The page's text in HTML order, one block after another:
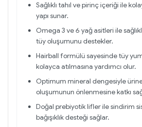
Sağlıklı tahıl ve pirinç içeriği ile
yapı sunar.
Omega 3 ve 6 yağ asitleri ile
tüy oluşumunu destekler.
Hairball formülü sayesinde tüy
kolayca atılmasına yardımcı olur.
Optimum mineral dengesiyle
oluşumunun önlenmesine katkı
Doğal prebiyotik lifler ile sindirim
bağışıklık desteği sağlar.